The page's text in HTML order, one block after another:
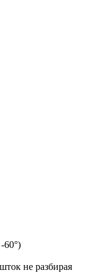
60°)
не разбирая